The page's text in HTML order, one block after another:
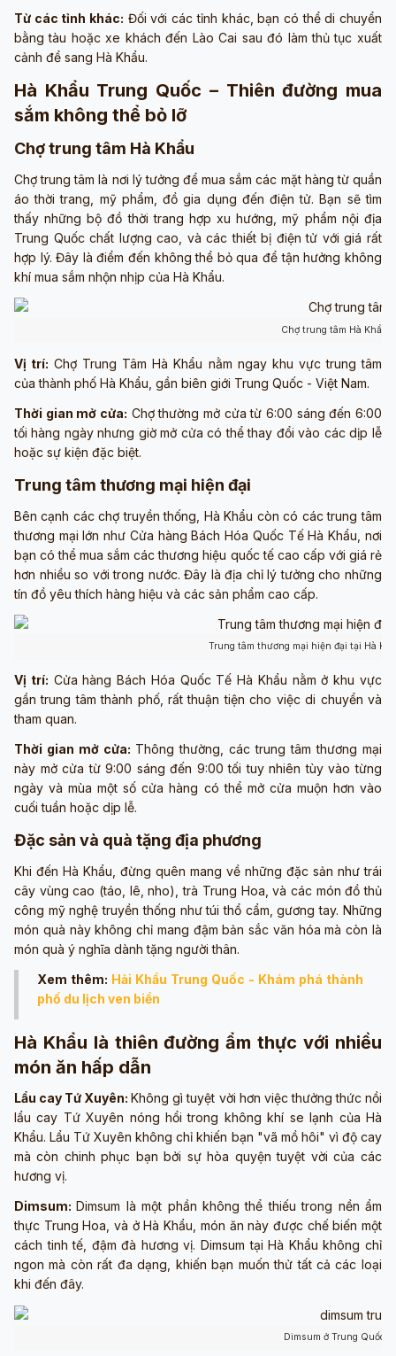
Từ các tỉnh khác: Đối với các tỉnh khác, bạn có thể di chuyển
bằng tàu hoặc xe khách đến Lào Cai sau đó làm thủ tục xuất
cảnh để sang Hà Khẩu.
Hà Khẩu Trung Quốc – Thiên đường mua
sắm không thể bỏ lỡ
Chợ trung tâm Hà Khẩu
Chợ trung tâm là nơi lý tưởng để mua sắm các mặt hàng từ quần
áo thời trang, mỹ phẩm, đồ gia dụng đến điện tử. Bạn sẽ tìm
thấy những bộ đồ thời trang hợp xu hướng, mỹ phẩm nội địa
Trung Quốc chất lượng cao, và các thiết bị điện tử với giá rất
hợp lý. Đây là điểm đến không thể bỏ qua để tận hưởng không
khí mua sắm nhộn nhịp của Hà Khẩu.
Chợ trung tâm Hà Khẩu
Vị trí: Chợ Trung Tâm Hà Khẩu nằm ngay khu vực trung tâm
của thành phố Hà Khẩu, gần biên giới Trung Quốc - Việt Nam.
Thời gian mở cửa: Chợ thường mở cửa từ 6:00 sáng đến 6:00
tối hàng ngày nhưng giờ mở cửa có thể thay đổi vào các dịp lễ
hoặc sự kiện đặc biệt.
Trung tâm thương mại hiện đại
Bên cạnh các chợ truyền thống, Hà Khẩu còn có các trung tâm
thương mại lớn như Cửa hàng Bách Hóa Quốc Tế Hà Khẩu, nơi
bạn có thể mua sắm các thương hiệu quốc tế cao cấp với giá rẻ
hơn nhiều so với trong nước. Đây là địa chỉ lý tưởng cho những
tín đồ yêu thích hàng hiệu và các sản phẩm cao cấp.
Trung tâm thương mại hiện đại tại Hà
Vị trí: Cửa hàng Bách Hóa Quốc Tế Hà Khẩu nằm ở khu vực
gần trung tâm thành phố, rất thuận tiện cho việc di chuyển và
tham quan.
Thời gian mở cửa: Thông thường, các trung tâm thương mại
này mở cửa từ 9:00 sáng đến 9:00 tối tuy nhiên tùy vào từng
ngày và mùa một số cửa hàng có thể mở cửa muộn hơn vào
cuối tuần hoặc dịp lễ.
Đặc sản và quà tặng địa phương
Khi đến Hà Khẩu, đừng quên mang về những đặc sản như trái
cây vùng cao (táo, lê, nho), trà Trung Hoa, và các món đồ thủ
công mỹ nghệ truyền thống như túi thổ cẩm, gương tay. Những
món quà này không chỉ mang đậm bản sắc văn hóa mà còn là
món quà ý nghĩa dành tặng người thân.
Xem thêm: Hải Khẩu Trung Quốc - Khám phá thành
phố du lịch ven biển
Hà Khẩu là thiên đường ẩm thực với nhiều
món ăn hấp dẫn
Lẩu cay Tứ Xuyên:Không gì tuyệt vời hơn việc thưởng thức nồi
lẩu cay Tứ Xuyên nóng hổi trong không khí se lạnh của Hà
Khẩu. Lẩu Tứ Xuyên không chỉ khiến bạn "vã mồ hôi" vì độ cay
mà còn chinh phục bạn bởi sự hòa quyện tuyệt vời của các
hương vị.
Dimsum:Dimsum là một phần không thể thiếu trong nền ẩm
thực Trung Hoa, và ở Hà Khẩu, món ăn này được chế biến một
cách tinh tế, đậm đà hương vị. Dimsum tại Hà Khẩu không chỉ
ngon mà còn rất đa dạng, khiến bạn muốn thử tất cả các loại
khi đến đây.
Dimsum ở Trung Quốc